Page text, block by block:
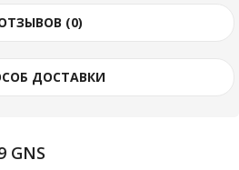
(0)
ДОСТАВКИ
GNS